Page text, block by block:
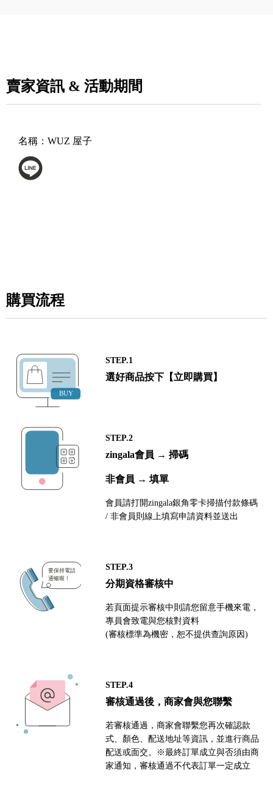
賣家資訊 & 活動期間
名稱： WUZ 屋子
購買流程
STEP.1
選好商品按下【立即購買】
STEP.2
zingala會員 → 掃碼
非會員 → 填單
會員請打開zingala銀角零卡掃描付款條碼
/ 非會員則線上填寫申請資料並送出
STEP.3
分期資格審核中
若頁面提示審核中則請您留意手機來電，
專員會致電與您核對資料
(審核標準為機密，恕不提供查詢原因)
STEP.4
審核通過後，商家會與您聯繫
若審核通過，商家會聯繫您再次確認款
式、顏色、配送地址等資訊，並進行商品
配送或面交。※最終訂單成立與否須由商
家通知，審核通過不代表訂單一定成立